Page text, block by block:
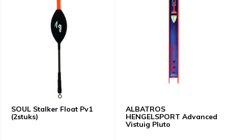
SOUL Stalker Float Pv1
(2stuks)
ALBATROS
HENGELSPORT Advanced
Vistuig Pluto